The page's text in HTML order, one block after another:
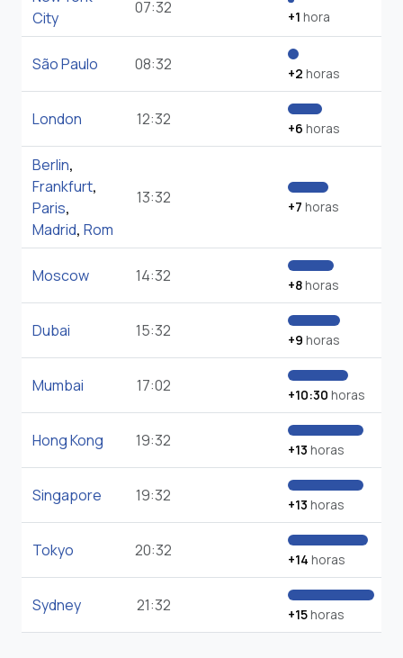
City
07:32 +1 hora
São Paulo 08:32 +2 horas
London 12:32 +6 horas
Berlin,
Frankfurt,
Paris,
Madrid, Rom
13:32 +7 horas
Moscow 14:32 +8horas
Dubai 15:32 +9 horas
Mumbai 17:02 +10:30 horas
Hong Kong 19:32 +13 horas
Singapore 19:32 +13 horas
Tokyo 20:32 +14 horas
Sydney 21:32 +15horas